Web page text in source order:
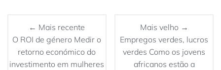
← Mais recente
O ROI de género Medir o
retorno económico do
investimento em mulheres
Mais velho →
Empregos verdes, lucros
verdes Como os jovens
africanos estão a